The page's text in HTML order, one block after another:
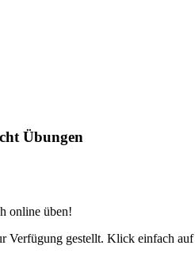
Übungen
online üben!
Verfügung gestellt. Klick einfach auf